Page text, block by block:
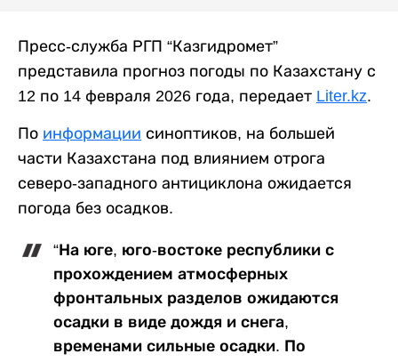
Пресс-служба РГП “Казгидромет”
представила прогноз погоды по Казахстану с
12 по 14 февраля 2026 года, передает Liter.kz.
По информации синоптиков, на большей
части Казахстана под влиянием отрога
северо-западного антициклона ожидается
погода без осадков.
“На юге, юго-востоке республики с
прохождением атмосферных
фронтальных разделов ожидаются
осадки в виде дождя и снега,
временами сильные осадки. По